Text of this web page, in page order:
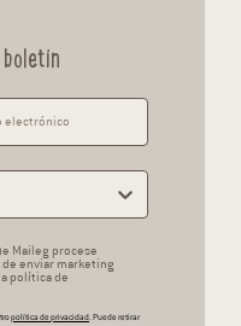
Maileg procese
enviar marketing
política de
política de privacidad . Puede retirar